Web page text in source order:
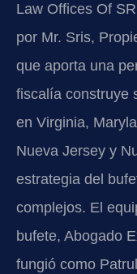
Law Offices Of
por Mr. Sris,
que aporta una
fiscalía construye
en Virginia,
Nueva Jersey y
estrategia del
complejos. El
bufete, Abogado
fungió como